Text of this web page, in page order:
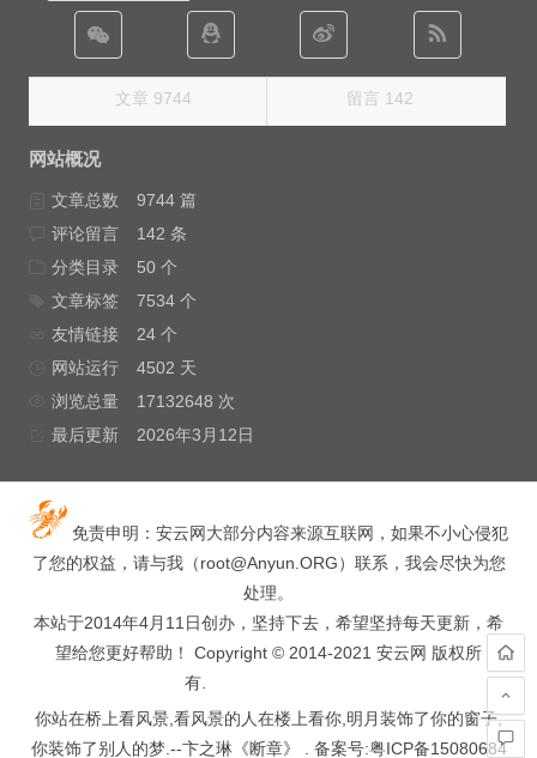
文章 9744 留言 142
网站概况
文章总数
9744 篇
评论留言
142 条
分类目录
50 个
文章标签
7534 个
友情链接
24 个
网站运行
4502 天
浏览总量
17132648 次
最后更新
2026年3月12日
免责申明：安云网大部分内容来源互联网，如果不小心侵犯
了您的权益，请与我（root@Anyun.ORG）联系，我会尽快为您
处理。
本站于2014年4月11日创办，坚持下去，希望坚持每天更新，希
望给您更好帮助！ Copyright © 2014-2021 安云网 版权所
有.
你站在桥上看风景,看风景的人在楼上看你,明月装饰了你的窗子,
你装饰了别人的梦.--卞之琳《断章》 . 备案号:粤ICP备15080684